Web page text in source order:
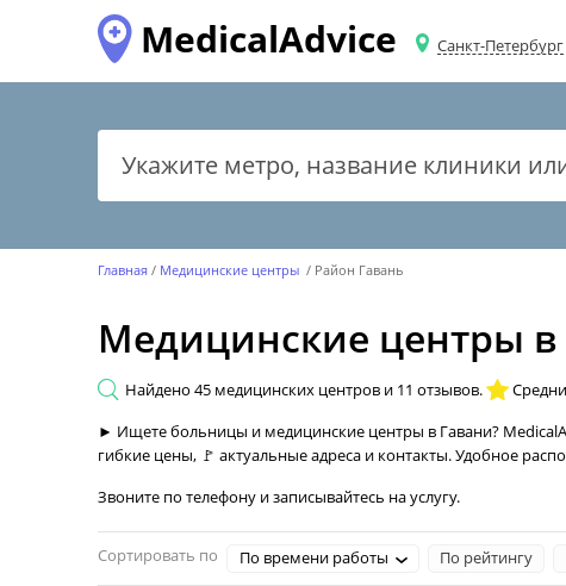
MedicalAdvice Санкт-Петербург
Главная Медицинские центры Район Гавань
Медицинские центры в
Найдено 45 медицинских центров и 11 отзывов.
► Ищете больницы и медицинские центры в Гавани?
гибкие цены, 🚩 актуальные адреса и контакты. Удобное
Звоните по телефону и записывайтесь на услугу.
Сортировать по По времени работы По рейтингу